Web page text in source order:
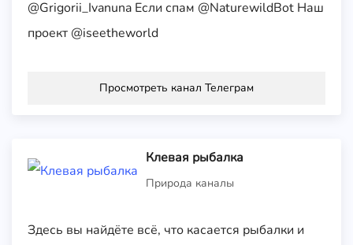
@Grigorii_Ivanuna Если спам @NaturewildBot Наш
проект @iseetheworld
Просмотреть канал Телеграм
Клевая рыбалка
Природа каналы
Здесь вы найдёте всё, что касается рыбалки и